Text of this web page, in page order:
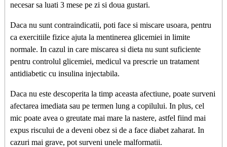
necesar sa luati 3 mese pe zi si doua gustari.
Daca nu sunt contraindicatii, poti face si miscare usoara, pentru
ca exercitiile fizice ajuta la mentinerea glicemiei in limite
normale. In cazul in care miscarea si dieta nu sunt suficiente
pentru controlul glicemiei, medicul va prescrie un tratament
antidiabetic cu insulina injectabila.
Daca nu este descoperita la timp aceasta afectiune, poate surveni
afectarea imediata sau pe termen lung a copilului. In plus, cel
mic poate avea o greutate mai mare la nastere, astfel fiind mai
expus riscului de a deveni obez si de a face diabet zaharat. In
cazuri mai grave, pot surveni unele malformatii.